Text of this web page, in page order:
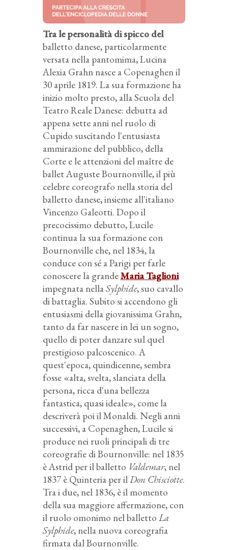
Tra le personalità di spicco del
balletto danese, particolarmente
versata nella pantomima, Lucina
Alexia Grahn nasce a Copenaghen il
30 aprile 1819. La sua formazione ha
inizio molto presto, alla Scuola del
Teatro Reale Danese: debutta ad
appena sette anni nel ruolo di
Cupido suscitando l'entusiasta
ammirazione del pubblico, della
Corte e le attenzioni del maître de
ballet Auguste Bournonville, il più
celebre coreografo nella storia del
balletto danese, insieme all'italiano
Vincenzo Galeotti. Dopo il
precocissimo debutto, Lucile
continua la sua formazione con
Bournonville che, nel 1834, la
conduce con sé a Parigi per farle
conoscere la grandeMaria Taglioni
impegnata nellaSylphide, suo cavallo
di battaglia. Subito si accendono gli
entusiasmi della giovanissima Grahn,
tanto da far nascere in lei un sogno,
quello di poter danzare sul quel
prestigioso palcoscenico. A
quest'epoca, quindicenne, sembra
fosse «alta, svelta, slanciata della
persona, ricca d'una bellezza
fantastica, quasi ideale», come la
descriverà poi il Monaldi. Negli anni
successivi, a Copenaghen, Lucile si
produce nei ruoli principali di tre
coreografie di Bournonville: nel 1835
è Astrid per il balletto Valdemar, nel
1837 è Quinteria per ilDon Chisciotte.
Tra i due, nel 1836, è il momento
della sua maggiore affermazione, con
il ruolo omonimo nel balletto La
Sylphide, nella nuova coreografia
firmata dal Bournonville.